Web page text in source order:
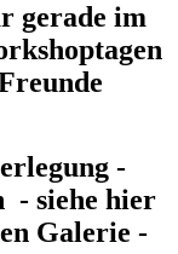
gerade im
-
- siehe hier
Galerie -